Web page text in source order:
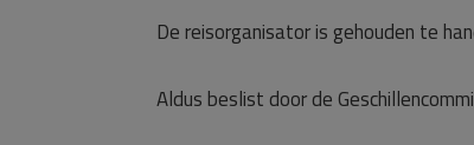
De reisorganisator is gehouden te
Aldus beslist door de